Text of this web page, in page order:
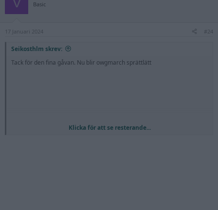
s
Basic
17 Januari 2024 #24
Seikosthlm skrev:
Tack för den fina gåvan. Nu blir owgmarch sprättlätt
Klicka för att se resterande...